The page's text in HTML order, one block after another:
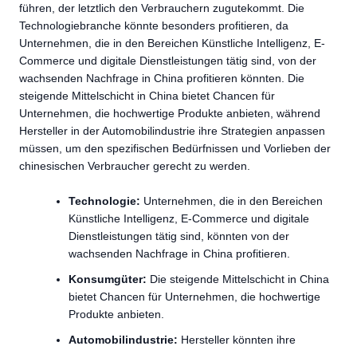
führen, der letztlich den Verbrauchern zugutekommt. Die
Technologiebranche könnte besonders profitieren, da
Unternehmen, die in den Bereichen Künstliche Intelligenz, E-
Commerce und digitale Dienstleistungen tätig sind, von der
wachsenden Nachfrage in China profitieren könnten. Die
steigende Mittelschicht in China bietet Chancen für
Unternehmen, die hochwertige Produkte anbieten, während
Hersteller in der Automobilindustrie ihre Strategien anpassen
müssen, um den spezifischen Bedürfnissen und Vorlieben der
chinesischen Verbraucher gerecht zu werden.
Technologie: Unternehmen, die in den Bereichen
Künstliche Intelligenz, E-Commerce und digitale
Dienstleistungen tätig sind, könnten von der
wachsenden Nachfrage in China profitieren.
Konsumgüter: Die steigende Mittelschicht in China
bietet Chancen für Unternehmen, die hochwertige
Produkte anbieten.
Automobilindustrie: Hersteller könnten ihre